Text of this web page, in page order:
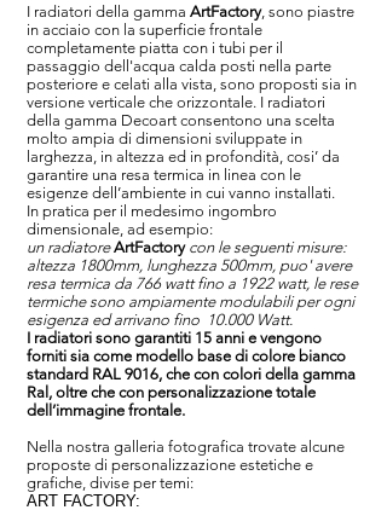
I radiatori della gamma ArtFactory, sono piastre
in acciaio con la superficie frontale
completamente piatta con i tubi per il
passaggio dell'acqua calda posti nella parte
posteriore e celati alla vista, sono proposti sia in
versione verticale che orizzontale. I radiatori
della gamma Decoart consentono una scelta
molto ampia di dimensioni sviluppate in
larghezza, in altezza ed in profondità, cosi’ da
garantire una resa termica in linea con le
esigenze dell’ambiente in cui vanno installati.
In pratica per il medesimo ingombro
dimensionale, ad esempio:
un radiatoreArtFactorycon le seguenti misure:
altezza 1800mm, lunghezza 500mm, puo' avere
resa termica da 766 watt fino a 1922 watt, le rese
termiche sono ampiamente modulabili per ogni
esigenza ed arrivano fino 10.000 Watt.
I radiatori sono garantiti 15 anni e vengono
forniti sia come modello base di colore bianco
standard RAL 9016, che con colori della gamma
Ral, oltre che con personalizzazione totale
dell’immagine frontale.
Nella nostra galleria fotografica trovate alcune
proposte di personalizzazione estetiche e
grafiche, divise per temi:
ART FACTORY: